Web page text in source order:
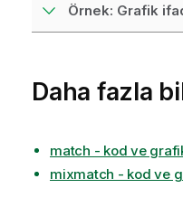
Örnek: Grafik
Daha fazla
match - kod ve
mixmatch - kod ve